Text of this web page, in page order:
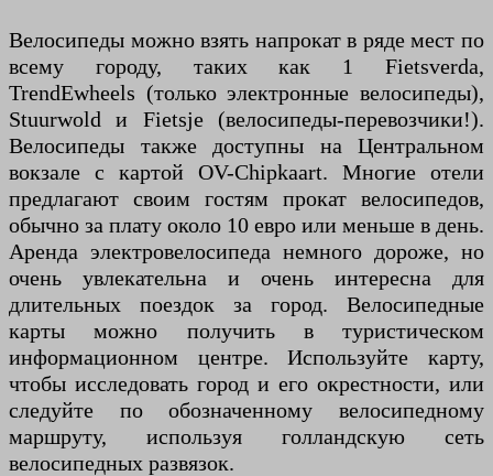
Велосипеды можно взять напрокат в ряде мест по
всему городу, таких как 1 Fietsverda,
TrendEwheels (только электронные велосипеды),
Stuurwold и Fietsje (велосипеды-перевозчики!).
Велосипеды также доступны на Центральном
вокзале с картой OV-Chipkaart. Многие отели
предлагают своим гостям прокат велосипедов,
обычно за плату около 10 евро или меньше в день.
Аренда электровелосипеда немного дороже, но
очень увлекательна и очень интересна для
длительных поездок за город. Велосипедные
карты можно получить в туристическом
информационном центре. Используйте карту,
чтобы исследовать город и его окрестности, или
следуйте по обозначенному велосипедному
маршруту, используя голландскую сеть
велосипедных развязок.